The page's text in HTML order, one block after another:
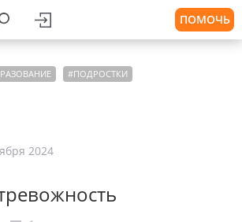
ПОМОЧЬ
#ПОДРОСТКИ
2024